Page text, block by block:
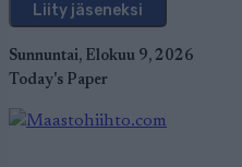
Liity jäseneksi
Sunnuntai, Elokuu 9, 2026
Today's Paper